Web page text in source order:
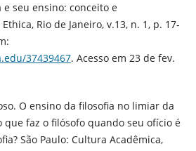
e seu ensino: conceito e
Rio de Janeiro, v.13, n. 1, p. 17-
37439467. Acesso em 23 de fev.
O ensino da filosofia no limiar da
faz o filósofo quando seu ofício é
São Paulo: Cultura Acadêmica,